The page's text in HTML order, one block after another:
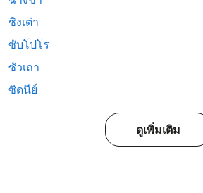
ชิงเต่า
ซับโปโร
ซัวเถา
ซิดนีย์
ดูเพิ่มเติม